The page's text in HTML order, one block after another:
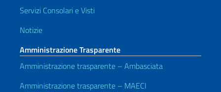
Servizi Consolari e Visti
Notizie
Amministrazione Trasparente
Amministrazione trasparente – Ambasciata
Amministrazione trasparente – MAECI